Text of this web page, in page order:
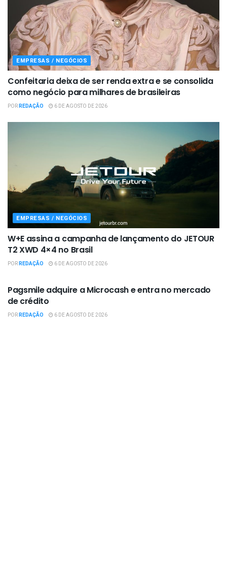
EMPRESAS / NEGÓCIOS
Confeitaria deixa de ser renda extra e se consolida
como negócio para milhares de brasileiras
PORREDAÇÃO 6 DE AGOSTO DE 2026
EMPRESAS / NEGÓCIOS
W+E assina a campanha de lançamento do JETOUR
T2 XWD 4×4 no Brasil
PORREDAÇÃO 6 DE AGOSTO DE 2026
Pagsmile adquire a Microcash e entra no mercado
de crédito
PORREDAÇÃO 6 DE AGOSTO DE 2026